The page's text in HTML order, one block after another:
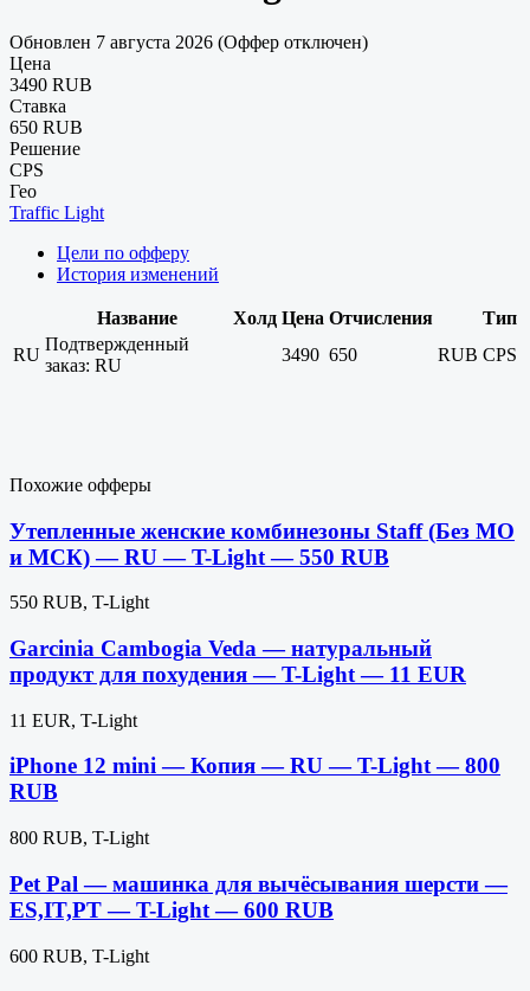
Обновлен 7 августа 2026 (Оффер отключен)
Цена
3490 RUB
Ставка
650 RUB
Решение
CPS
Гео
Traffic Light
Цели по офферу
История изменений
Название Холд Цена Отчисления
Тип
RU
Подтвержденный
заказ: RU
3490 650 RUB CPS
Похожие офферы
Утепленные женские комбинезоны Staff (Без МО
и МСК) — RU — T-Light — 550 RUB
550 RUB, T-Light
Garcinia Cambogia Veda — натуральный
продукт для похудения — T-Light — 11 EUR
11 EUR, T-Light
iPhone 12 mini — Копия — RU — T-Light — 800
RUB
800 RUB, T-Light
Pet Pal — машинка для вычёсывания шерсти —
ES,IT,PT — T-Light — 600 RUB
600 RUB, T-Light